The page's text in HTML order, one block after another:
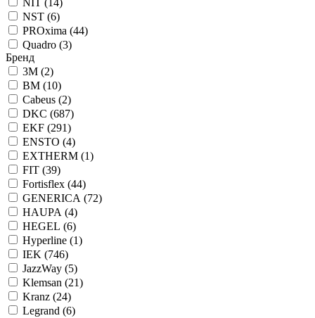
NIT ( 14)
NST (6)
PROxima (44)
Quadro (3)
Бренд
3М (2)
BM (10)
Cabeus (2)
DKC (687)
EKF (291)
ENSTO (4)
EXTHERM (1)
FIT (39)
Fortisflex (44)
GENERICA (72)
HAUPA (4)
HEGEL (6)
Hyperline (1)
IEK (746)
JazzWay (5)
Klemsan (21)
Kranz (24)
Legrand (6)